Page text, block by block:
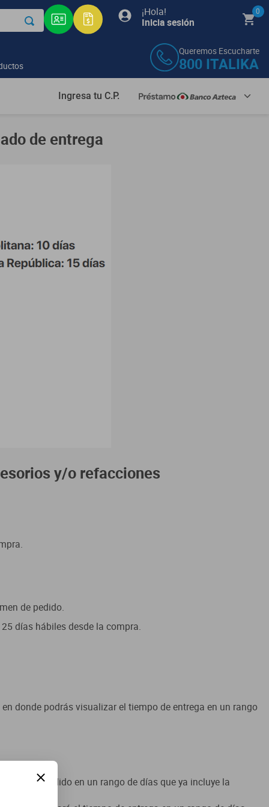
¡Hola!
Inicia sesión
0
Queremos Escucharte
800 ITALIKA
Ingresa tu C.P.